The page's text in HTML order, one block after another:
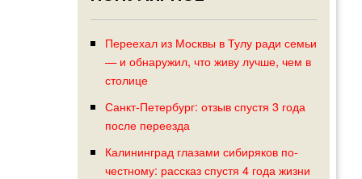
Переехал из Москвы в Тулу ради семьи
— и обнаружил, что живу лучше, чем в
столице
Санкт-Петербург: отзыв спустя 3 года
после переезда
Калининград глазами сибиряков по-
честному: рассказ спустя 4 года жизни